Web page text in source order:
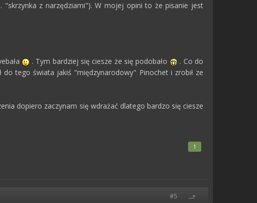
z narzędziami"). W mojej opini to że pisanie jest
. Tym bardziej się ciesze że się podobało
. Co do
do tego świata jakiś "międzynarodowy" Pinochet i zrobił ze
dopiero zaczynam się wdrażać dlatego bardzo się ciesze
1
#5